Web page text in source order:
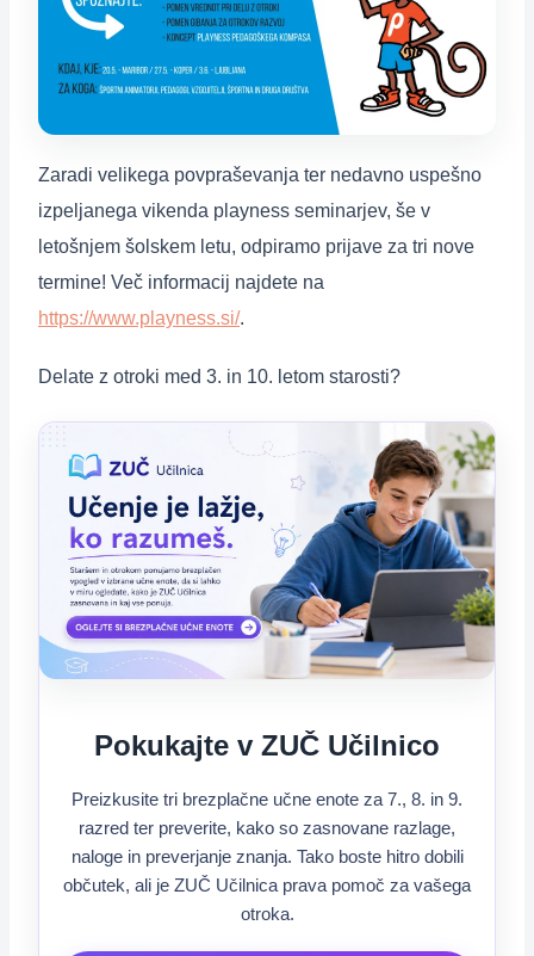
Zaradi velikega povpraševanja ter nedavno uspešno
izpeljanega vikenda playness seminarjev, še v
letošnjem šolskem letu, odpiramo prijave za tri nove
termine! Več informacij najdete na
https://www.playness.si/.
Delate z otroki med 3. in 10. letom starosti?
Pokukajte v ZUČ Učilnico
Preizkusite tri brezplačne učne enote za 7., 8. in 9.
razred ter preverite, kako so zasnovane razlage,
naloge in preverjanje znanja. Tako boste hitro dobili
občutek, ali je ZUČ Učilnica prava pomoč za vašega
otroka.